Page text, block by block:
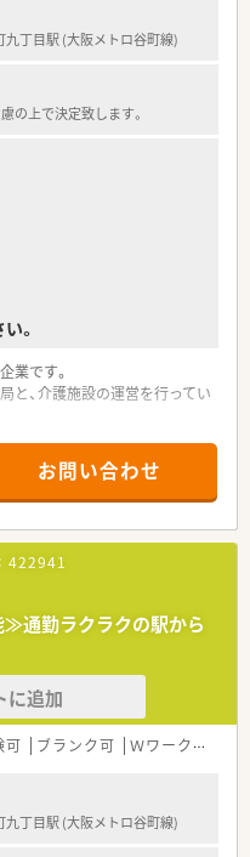
丁目駅 (大阪メトロ谷町線)
の上で決定致します。
。
業です。
、介護施設の運営を行ってい
お問い合わせ
422941
≫通勤ラクラクの駅から
に追加
可 ブランク可 Ｗワーク可
丁目駅 (大阪メトロ谷町線)